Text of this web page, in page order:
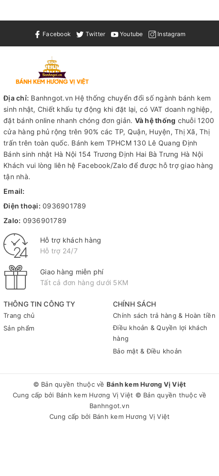
Facebook Twitter Youtube Instagram
THÔNG TIN CÔNG TY
Trang chủ
Sản phẩm
CHÍNH SÁCH
Chính sách trả hàng & Hoàn tiền
Điều khoản & Quyền lợi khách
hàng
Bảo mật & Điều khoản
Địa chỉ: Banhngot.vn Hệ thống chuyển đổi số ngành bánh kem
sinh nhật, Chiết khấu tự động khi đặt lại, có VAT doanh nghiệp,
đặt bánh online nhanh chóng đơn giản. Và hệ thống chuỗi 1200
cửa hàng phủ rộng trên 90% các TP, Quận, Huyện, Thị Xã, Thị
trấn trên toàn quốc. Bánh kem TPHCM130 Lê Quang Định
Bánh sinh nhật Hà Nội 154 Trương Định Hai Bà Trưng Hà Nội
Khách vui lòng liên hệ Facebook/Zalo để được hỗ trợ giao hàng
tận nhà.
Email:
Điện thoại: 0936901789
Zalo: 0936901789
Hỗ trợ khách hàng
Hỗ trợ 24/7
Giao hàng miễn phí
Tất cả đơn hàng dưới 5KM
© Bản quyền thuộc về Bánh kem Hương Vị Việt
Cung cấp bởi Bánh kem Hương Vị Việt © Bản quyền thuộc về
Banhngot.vn
Cung cấp bởi Bánh kem Hương Vị Việt